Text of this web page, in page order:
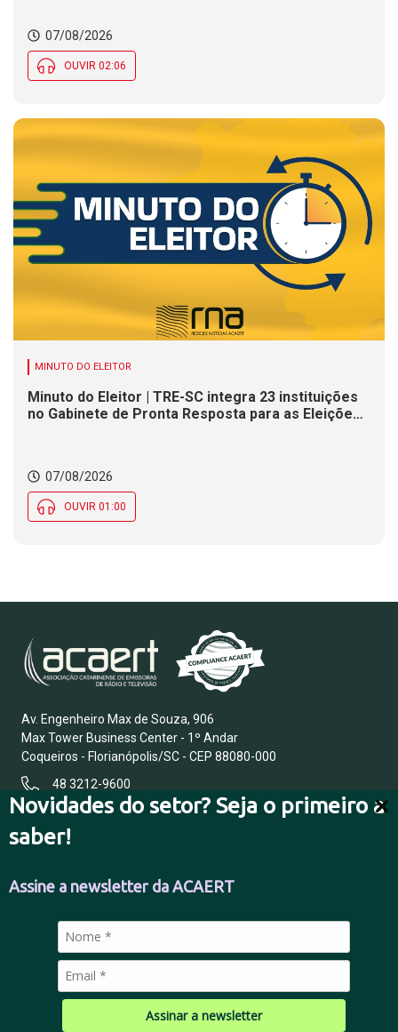
Novidades do setor? Seja o primeiro a
saber!
Assine a newsletter da ACAERT
Assinar a newsletter
07/08/2026
OUVIR 02:06
MINUTO DO ELEITOR
Minuto do Eleitor | TRE-SC integra 23 instituições
no Gabinete de Pronta Resposta para as Eleições
07/08/2026
OUVIR 01:00
Av. Engenheiro Max de Souza, 906
Max Tower Business Center - 1º Andar
Coqueiros - Florianópolis/SC - CEP 88080-000
48 3212-9600
FALE CONOSCO
POLÍTICA DE PRIVACIDADE
© 2026 Todos os direitos reservados.